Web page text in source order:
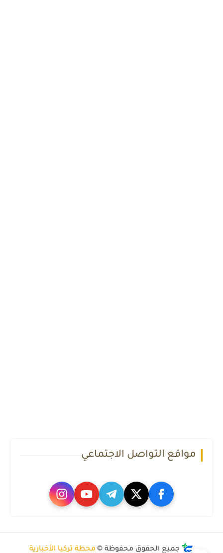
مواقع التواصل الاجتماعي
جميع الحقوق محفوظة © محطة تركيا الأخبارية